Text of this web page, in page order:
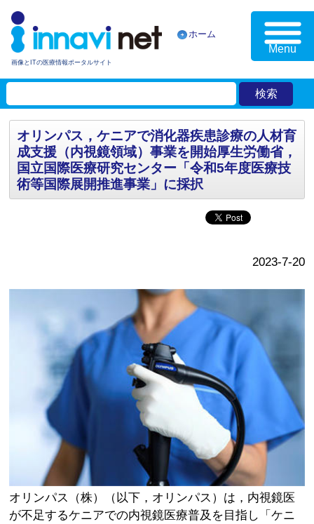
画像とITの医療情報ポータルサイト
ホーム
Menu
オリンパス，ケニアで消化器疾患診療の人材育
成支援（内視鏡領域）事業を開始厚生労働省，
国立国際医療研究センター「令和5年度医療技
術等国際展開推進事業」に採択
2023-7-20
オリンパス（株）（以下，オリンパス）は，内視鏡医
が不足するケニアでの内視鏡医療普及を目指し「ケニ